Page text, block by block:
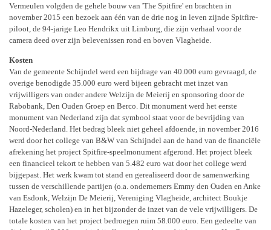
Vermeulen volgden de gehele bouw van 'The Spitfire' en brachten in
november 2015 een bezoek aan één van de drie nog in leven zijnde Spitfire-
piloot, de 94-jarige Leo Hendrikx uit Limburg, die zijn verhaal voor de
camera deed over zijn belevenissen rond en boven Vlagheide.
Kosten
Van de gemeente Schijndel werd een bijdrage van 40.000 euro gevraagd, de
overige benodigde 35.000 euro werd bijeen gebracht met inzet van
vrijwilligers van onder andere Welzijn de Meierij en sponsoring door de
Rabobank, Den Ouden Groep en Berco. Dit monument werd het eerste
monument van Nederland zijn dat symbool staat voor de bevrijding van
Noord-Nederland. Het bedrag bleek niet geheel afdoende, in november 2016
werd door het college van B&W van Schijndel aan de hand van de financiële
afrekening het project Spitfire-speelmonument afgerond. Het project bleek
een financieel tekort te hebben van 5.482 euro wat door het college werd
bijgepast. Het werk kwam tot stand en gerealiseerd door de samenwerking
tussen de verschillende partijen (o.a. ondernemers Emmy den Ouden en Anke
van Esdonk, Welzijn De Meierij, Vereniging Vlagheide, architect Boukje
Hazeleger, scholen) en in het bijzonder de inzet van de vele vrijwilligers. De
totale kosten van het project bedroegen ruim 58.000 euro. Een gedeelte van